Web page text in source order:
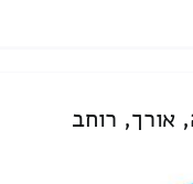
אורך, רוחב